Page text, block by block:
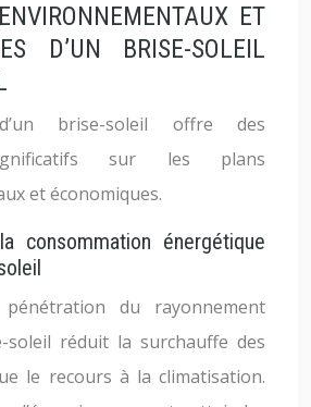
ET
D’UN BRISE-SOLEIL
d’un brise-soleil offre des
sur les plans
et économiques.
consommation énergétique
du rayonnement
soleil réduit la surchauffe des
le recours à la climatisation.